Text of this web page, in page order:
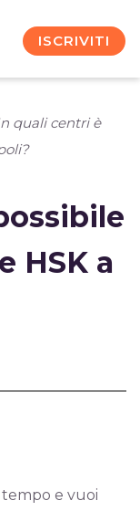
ISCRIVITI
quali centri è
HSK a
tempo e vuoi